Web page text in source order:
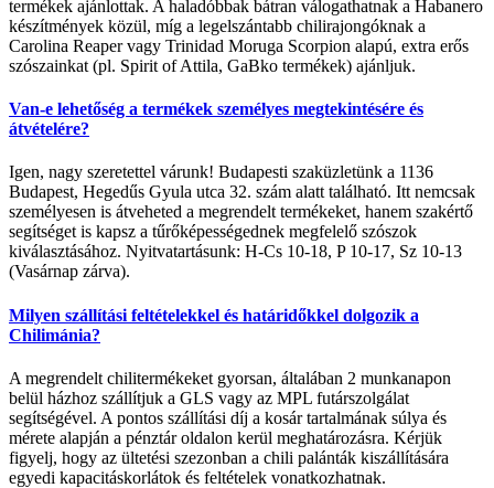
termékek ajánlottak. A haladóbbak bátran válogathatnak a Habanero
készítmények közül, míg a legelszántabb chilirajongóknak a
Carolina Reaper vagy Trinidad Moruga Scorpion alapú, extra erős
szószainkat (pl. Spirit of Attila, GaBko termékek) ajánljuk.
Van-e lehetőség a termékek személyes megtekintésére és
átvételére?
Igen, nagy szeretettel várunk! Budapesti szaküzletünk a 1136
Budapest, Hegedűs Gyula utca 32. szám alatt található. Itt nemcsak
személyesen is átveheted a megrendelt termékeket, hanem szakértő
segítséget is kapsz a tűrőképességednek megfelelő szószok
kiválasztásához. Nyitvatartásunk: H-Cs 10-18, P 10-17, Sz 10-13
(Vasárnap zárva).
Milyen szállítási feltételekkel és határidőkkel dolgozik a
Chilimánia?
A megrendelt chilitermékeket gyorsan, általában 2 munkanapon
belül házhoz szállítjuk a GLS vagy az MPL futárszolgálat
segítségével. A pontos szállítási díj a kosár tartalmának súlya és
mérete alapján a pénztár oldalon kerül meghatározásra. Kérjük
figyelj, hogy az ültetési szezonban a chili palánták kiszállítására
egyedi kapacitáskorlátok és feltételek vonatkozhatnak.